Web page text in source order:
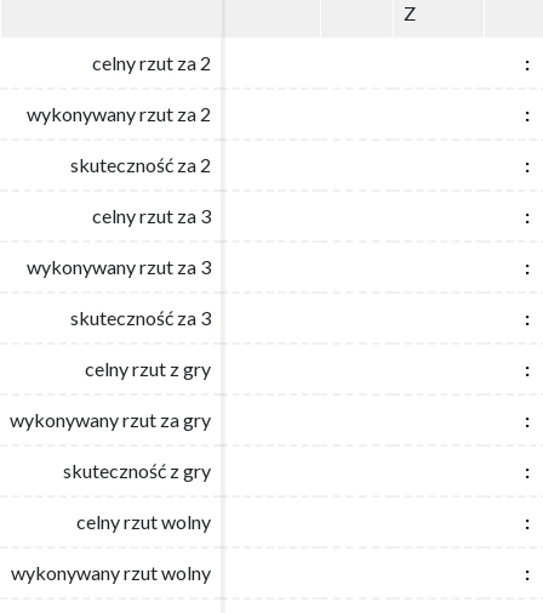
Z
celny rzut za 2 :
wykonywany rzut za 2 :
skuteczność za 2 :
celny rzut za 3 :
wykonywany rzut za 3 :
skuteczność za 3 :
celny rzut z gry :
wykonywany rzut za gry :
skuteczność z gry :
celny rzut wolny :
wykonywany rzut wolny :
Z
celny rzut za 2 :
wykonywany rzut za 2 :
skuteczność za 2 :
celny rzut za 3 :
wykonywany rzut za 3 :
skuteczność za 3 :
celny rzut z gry :
wykonywany rzut za gry :
skuteczność z gry :
celny rzut wolny :
wykonywany rzut wolny :